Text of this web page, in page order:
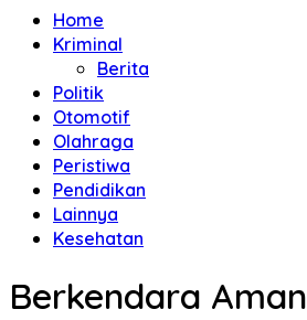
Home
Kriminal
Berita
Politik
Otomotif
Olahraga
Peristiwa
Pendidikan
Lainnya
Kesehatan
Berkendara Aman